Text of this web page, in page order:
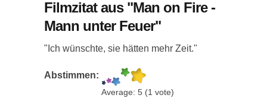
Filmzitat aus "Man on Fire -
Mann unter Feuer"
"Ich wünschte, sie hätten mehr Zeit."
Abstimmen:
Average: 5 (1 vote)